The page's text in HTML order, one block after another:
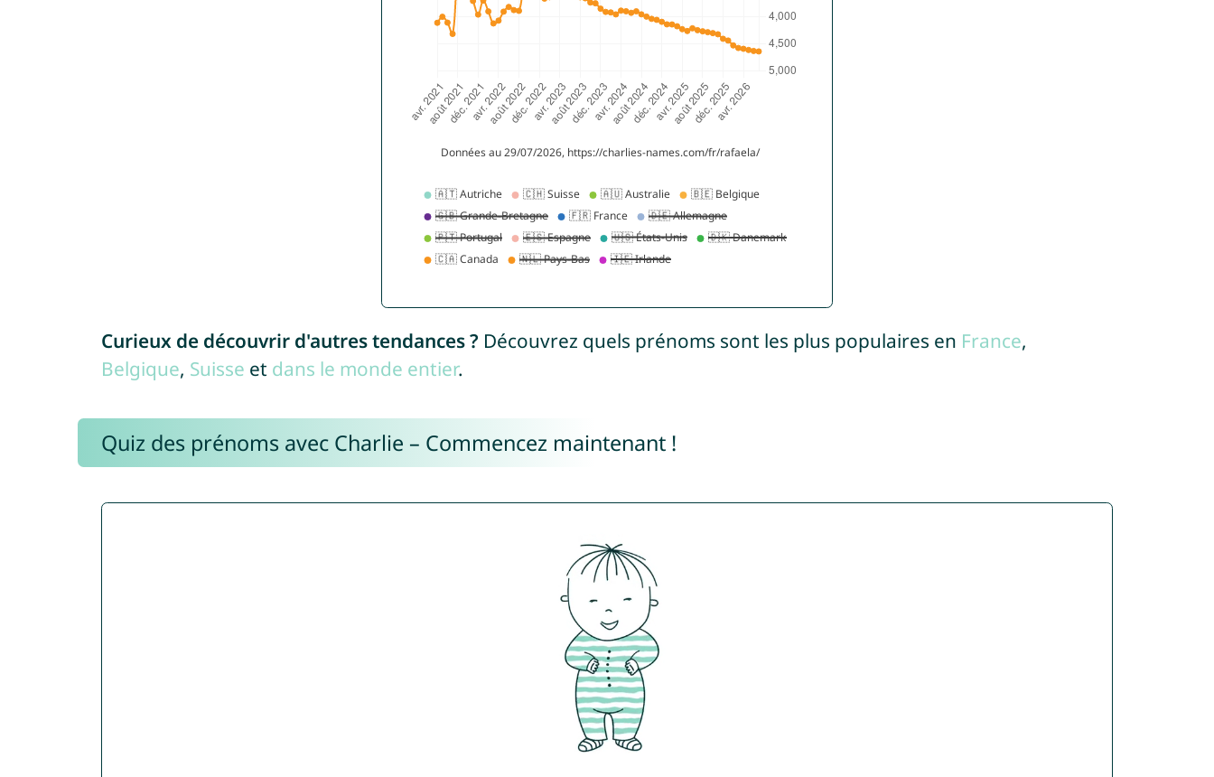
Curieux de découvrir d'autres tendances ? Découvrez quels prénoms sont les plus populaires en France,
Belgique, Suisse et dans le monde entier.
Quiz des prénoms avec Charlie – Commencez maintenant !